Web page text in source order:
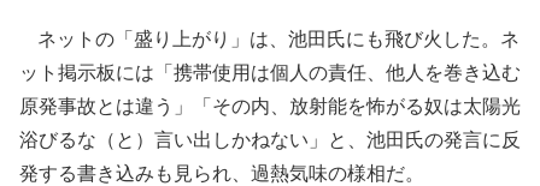
ネットの「盛り上がり」は、池田氏にも飛び火した。ネ
ット掲示板には「携帯使用は個人の責任、他人を巻き込む
原発事故とは違う」「その内、放射能を怖がる奴は太陽光
浴びるな（と）言い出しかねない」と、池田氏の発言に反
発する書き込みも見られ、過熱気味の様相だ。